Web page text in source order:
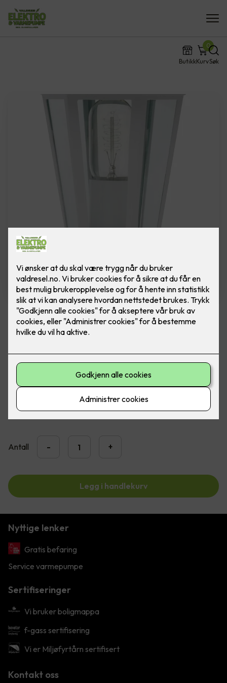
ButikkKurv
0
Søk
PORTLYKT LIMFJORD
HVIT, 60W, E27, IP44 - kun 1 igjen
Epoxylakkert presstøpt aluminium, klart glass.
Produktark
250,-
Antall - +
Legg i handlekurv
Nyttige lenker
Gratis befaring
Service varmepumpe
Sertifiseringer
Vi bruker boligmappa
f-gass sertifisering
Vi er Miljøfyrtårn sertifisert
Kontakt oss